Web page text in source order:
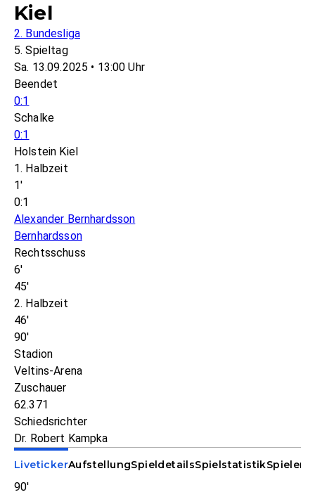
Kiel
2. Bundesliga
5. Spieltag
Sa. 13.09.2025 • 13:00 Uhr
Beendet
0:1
Schalke
0:1
Holstein Kiel
1. Halbzeit
1'
0:1
Alexander Bernhardsson
Bernhardsson
Rechtsschuss
6'
45'
2. Halbzeit
46'
90'
Stadion
Veltins-Arena
Zuschauer
62.371
Schiedsrichter
Dr. Robert Kampka
LivetickerAufstellungSpieldetailsSpielstatistikSpieler-
90'